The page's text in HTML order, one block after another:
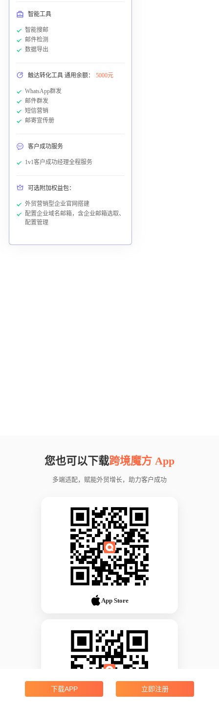
智能工具
智能搜邮
邮件检测
数据导出
触达转化工具 通用余额： 5000元
WhatsApp群发
邮件群发
短信营销
邮寄宣传册
客户成功服务
1v1客户成功经理全程服务
可选附加权益包：
外贸营销型企业官网搭建
配置企业域名邮箱，含企业邮箱选取、
配置管理
您也可以下载跨境魔方 App
多端适配，赋能外贸增长，助力客户成功
App Store
下载APP 立即注册